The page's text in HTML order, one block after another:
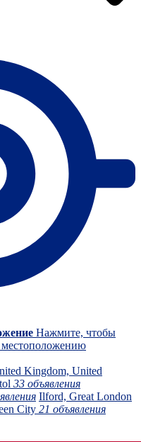
Нажмите, чтобы
Kingdom, United
33 объявления
Ilford, Great London
City 21 объявления